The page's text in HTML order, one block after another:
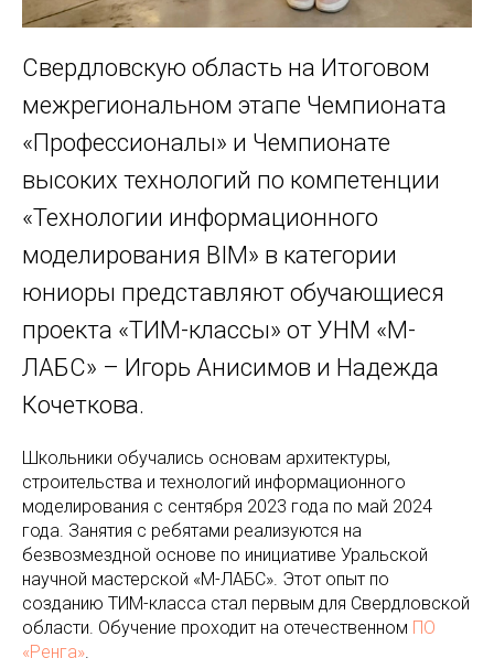
Свердловскую область на Итоговом
межрегиональном этапе Чемпионата
«Профессионалы» и Чемпионате
высоких технологий по компетенции
«Технологии информационного
моделирования BIM» в категории
юниоры представляют обучающиеся
проекта «ТИМ-классы» от УНМ «М-
ЛАБС» – Игорь Анисимов и Надежда
Кочеткова.
Школьники обучались основам архитектуры,
строительства и технологий информационного
моделирования с сентября 2023 года по май 2024
года. Занятия с ребятами реализуются на
безвозмездной основе по инициативе Уральской
научной мастерской «М-ЛАБС». Этот опыт по
созданию ТИМ-класса стал первым для Свердловской
области. Обучение проходит на отечественном ПО
«Ренга».